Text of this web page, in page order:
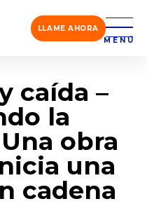
LLAME AHORA
MENÚ
caída –
la
obra
una
cadena